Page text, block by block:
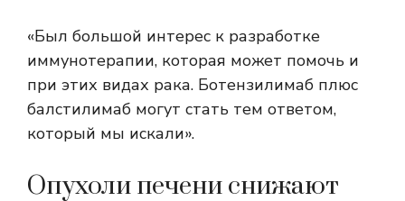
«Был большой интерес к разработке
иммунотерапии, которая может помочь и
при этих видах рака. Ботензилимаб плюс
балстилимаб могут стать тем ответом,
который мы искали».
Опухоли печени снижают